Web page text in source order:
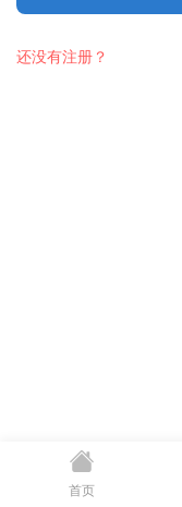
还没有注册？
首页